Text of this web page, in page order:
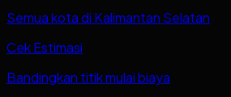
Semua kota di Kalimantan Selatan
Cek Estimasi
Bandingkan titik mulai biaya